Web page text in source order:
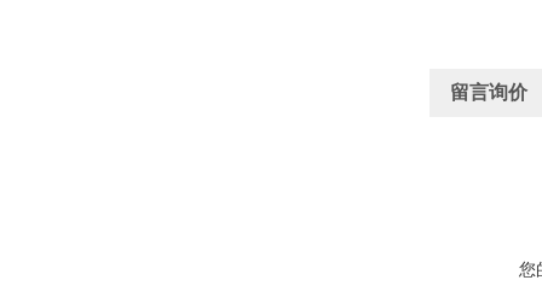
留言询价
您